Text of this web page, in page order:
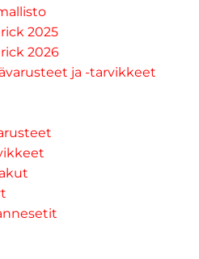
2025
2026
ja -tarvikkeet